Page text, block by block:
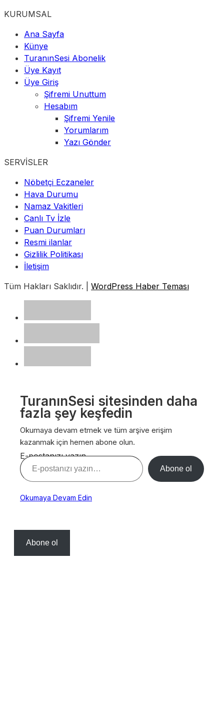
KURUMSAL
Ana Sayfa
Künye
TuranınSesi Abonelik
Üye Kayıt
Üye Giriş
Şifremi Unuttum
Hesabım
Şifremi Yenile
Yorumlarım
Yazı Gönder
SERVİSLER
Nöbetçi Eczaneler
Hava Durumu
Namaz Vakitleri
Canlı Tv İzle
Puan Durumları
Resmi ilanlar
Gizlilik Politikası
İletişim
Tüm Hakları Saklıdır. | WordPress Haber Teması
TuranınSesi sitesinden daha
fazla şey keşfedin
Okumaya devam etmek ve tüm arşive erişim
kazanmak için hemen abone olun.
E-postanızı yazın…
Abone ol
Okumaya Devam Edin
Abone ol